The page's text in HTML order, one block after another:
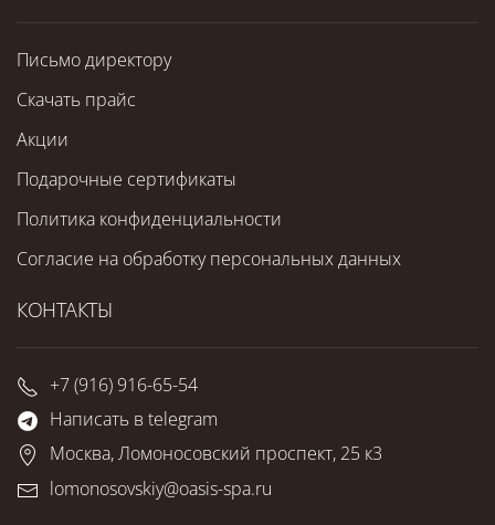
Письмо директору
Скачать прайс
Акции
Подарочные сертификаты
Политика конфиденциальности
Согласие на обработку персональных данных
КОНТАКТЫ
+7 (916) 916-65-54
Написать в telegram
Москва, Ломоносовский проспект, 25 к3
lomonosovskiy@oasis-spa.ru